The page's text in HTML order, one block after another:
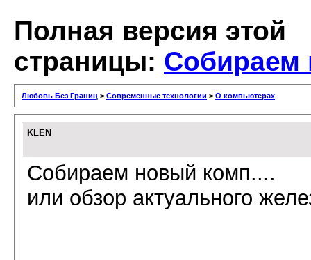
Полная версия этой
страницы: Собираем
Любовь Без Границ > Современные технологии > О компьютерах
KLEN
Собираем новый комп....
или обзор актуального